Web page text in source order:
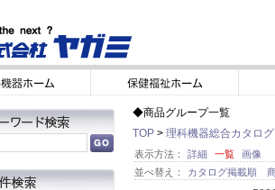
◆商品グループ一覧
TOP > 理科機器総合カタロ
表示方法： 詳細 一覧
画像
並べ替え：
カタログ掲載順